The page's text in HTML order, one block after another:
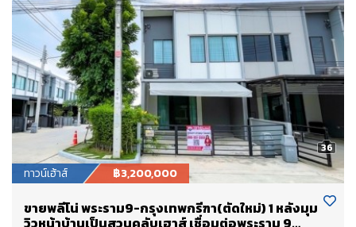
36
ทาวน์เฮ้าส์ ฿3,200,000
ขายพลีโน่ พระราม9-กรุงเทพกรีฑา(ตัดใหม่) 1 หลังมุม
วิวหน้าบ้านเป็นสวนคลับเฮาส์ เชื่อมต่อพระราม 9